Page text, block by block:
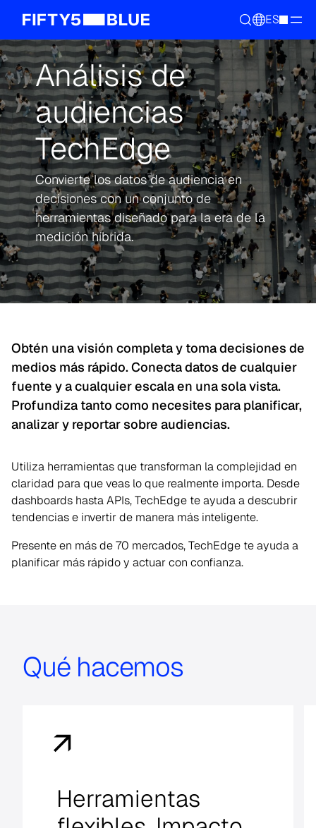
ES
Análisis de
audiencias
TechEdge
Convierte los datos de audiencia en
decisiones con un conjunto de
herramientas diseñado para la era de la
medición híbrida.
Obtén una visión completa y toma decisiones de
medios más rápido. Conecta datos de cualquier
fuente y a cualquier escala en una sola vista.
Profundiza tanto como necesites para planificar,
analizar y reportar sobre audiencias.
Utiliza herramientas que transforman la complejidad en
claridad para que veas lo que realmente importa. Desde
dashboards hasta APIs, TechEdge te ayuda a descubrir
tendencias e invertir de manera más inteligente.
Presente en más de 70 mercados, TechEdge te ayuda a
planificar más rápido y actuar con confianza.
Qué hacemos